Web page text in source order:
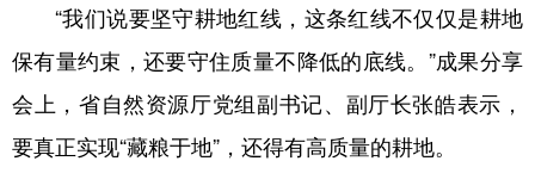
“我们说要坚守耕地红线，这条红线不仅仅是耕地
保有量约束，还要守住质量不降低的底线。”成果分享
会上，省自然资源厅党组副书记、副厅长张皓表示，
要真正实现“藏粮于地”，还得有高质量的耕地。